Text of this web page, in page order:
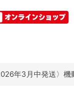
年3月中発送〉